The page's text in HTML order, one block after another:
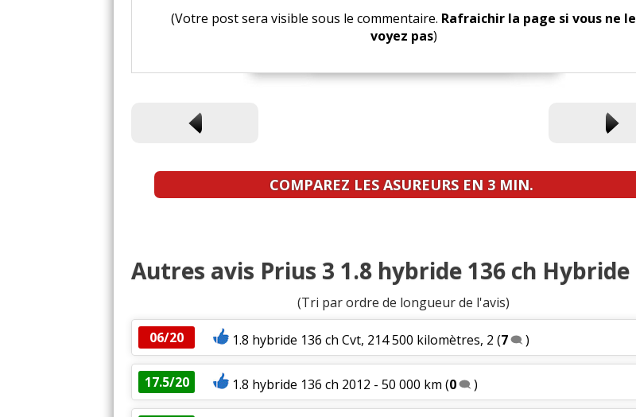
(Votre post sera visible sous le commentaire. Rafraichir la page si vous ne le
voyez pas)
COMPAREZ LES ASUREURS EN 3 MIN.
Autres avis Prius 3 1.8 hybride 136 ch Hybride
(Tri par ordre de longueur de l'avis)
06/20
1.8 hybride 136 ch Cvt, 214 500 kilomètres, 2 (7 )
17.5/20 1.8 hybride 136 ch 2012 - 50 000 km (0 )